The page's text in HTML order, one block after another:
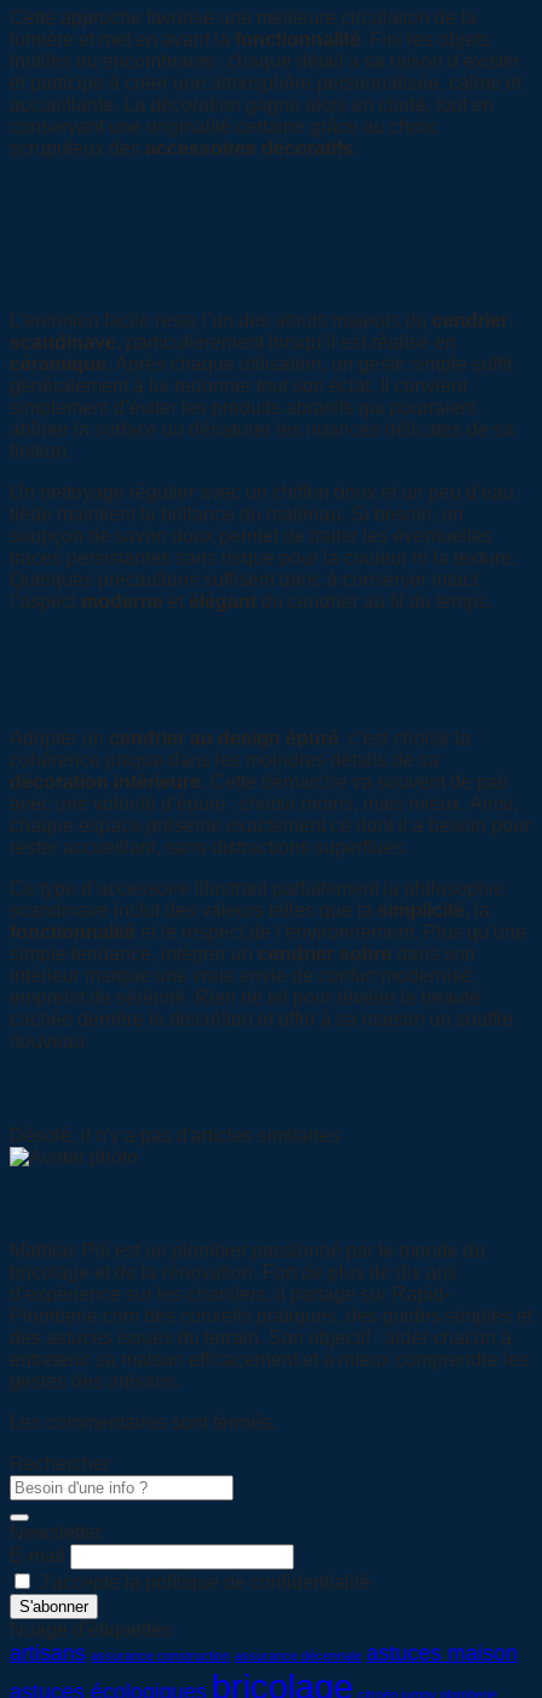
Cette approche favorise une meilleure circulation de la
lumière et met en avant la fonctionnalité. Fini les objets
inutiles ou encombrants : chaque détail a sa raison d’exister
et participe à créer une atmosphère personnalisée, calme et
accueillante. La décoration gagne alors en clarté, tout en
conservant une originalité certaine grâce au choix
scrupuleux des accessoires décoratifs.
L’entretien facile reste l’un des atouts majeurs du cendrier
scandinave, particulièrement lorsqu’il est réalisé en
céramique. Après chaque utilisation, un geste simple suffit
généralement à lui redonner tout son éclat. Il convient
simplement d’éviter les produits abrasifs qui pourraient
abîmer la surface ou dénaturer les nuances délicates de sa
finition.
Un nettoyage régulier avec un chiffon doux et un peu d’eau
tiède maintient la brillance du matériau. Si besoin, un
soupçon de savon doux permet de traiter les éventuelles
traces persistantes sans risque pour la couleur ni la texture.
Quelques précautions suffisent donc à conserver intact
l’aspect moderne et élégant du cendrier au fil du temps.
Adopter un cendrier au design épuré, c’est choisir la
cohérence jusque dans les moindres détails de sa
décoration intérieure. Cette démarche va souvent de pair
avec une volonté d’épure : choisir moins, mais mieux. Ainsi,
chaque espace présente exactement ce dont il a besoin pour
rester accueillant, sans distractions superflues.
Ce type d’accessoire illustrant parfaitement la philosophie
scandinave inclut des valeurs telles que la simplicité, la
fonctionnalité et le respect de l’environnement. Plus qu’une
simple tendance, intégrer un cendrier sobre dans son
intérieur marque une vraie envie de confort modernisé,
empreint de sérénité. Rien de tel pour révéler la beauté
cachée derrière la discrétion et offrir à sa maison un souffle
nouveau.
Désolé, il n'y a pas d'articles similaires
Mathias Pili est un plombier passionné par le monde du
bricolage et de la rénovation. Fort de plus de dix ans
d’expérience sur les chantiers, il partage sur Rapid-
Plomberie.com des conseils pratiques, des guides simples et
des astuces issues du terrain. Son objectif : aider chacun à
entretenir sa maison efficacement et à mieux comprendre les
gestes des artisans.
Les commentaires sont fermés.
Rechercher
Newsletter
E-mail
J'accepte la politique de confidentialité
Nuage d’étiquettes
artisans assurance construction assurance décennale astuces maison
astuces écologiques bricolage citroën jumpy plomberie